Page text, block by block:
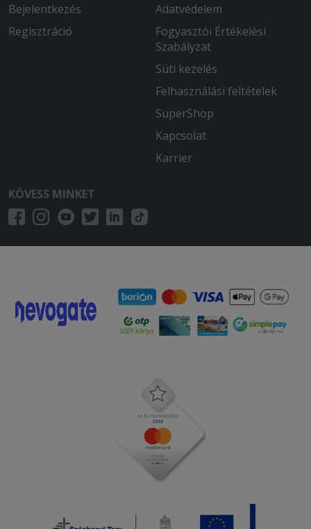
Bejelentkezés
Regisztráció
Adatvédelem
Fogyasztói Értékelési
Szabályzat
Süti kezelés
Felhasználási feltételek
SuperShop
Kapcsolat
Karrier
KÖVESS MINKET